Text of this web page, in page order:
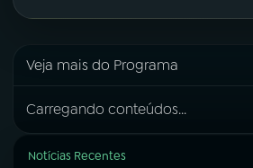
Veja mais do Programa
Carregando conteúdos...
Notícias Recentes